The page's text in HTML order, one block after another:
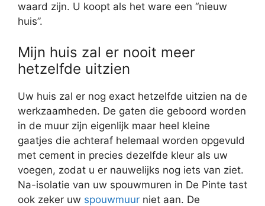
waard zijn. U koopt als het ware een “nieuw
huis”.
Mijn huis zal er nooit meer
hetzelfde uitzien
Uw huis zal er nog exact hetzelfde uitzien na de
werkzaamheden. De gaten die geboord worden
in de muur zijn eigenlijk maar heel kleine
gaatjes die achteraf helemaal worden opgevuld
met cement in precies dezelfde kleur als uw
voegen, zodat u er nauwelijks nog iets van ziet.
Na-isolatie van uw spouwmuren in De Pinte tast
ook zeker uw spouwmuur niet aan. De